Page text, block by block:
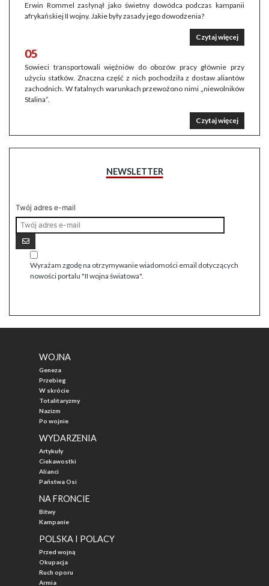
Erwin Rommel zasłynął jako świetny dowódca podczas kampanii
afrykańskiej II wojny. Jakie były zasady jego dowodzenia?
Czytaj więcej
05
Sowieci transportowali więźniów do obozów pracy głównie przy
użyciu statków. Znaczna część z nich pochodziła z dostaw aliantów
zachodnich. W fatalnych warunkach przewożono nimi „niewolników
Stalina”.
Czytaj więcej
NEWSLETTER
Twój adres e-mail
Wyrażam zgodę na otrzymywanie wiadomości email dotyczących
nowości portalu "II wojna światowa".
WOJNA
Geneza
Przebieg
W skrócie
Totalitaryzmy
Nazizm
Po wojnie
WYDARZENIA
Artykuły
Ciekawostki
Alianci
Państwa Osi
NA FRONCIE
Bitwy
Kampanie
POLSKA I POLACY
Przed wojną
Okupacja
Ruch oporu
Armia